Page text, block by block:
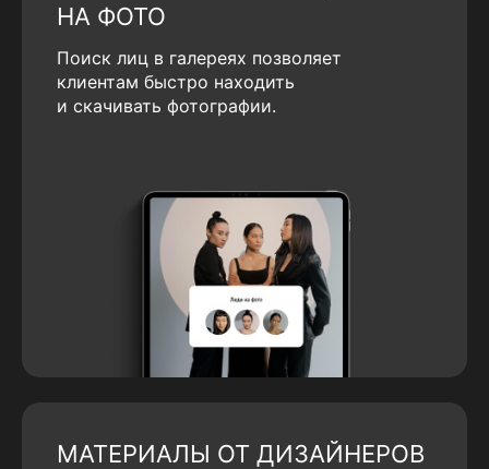
НА ФОТО
Поиск лиц в галереях позволяет
клиентам быстро находить
и скачивать фотографии.
МАТЕРИАЛЫ ОТ ДИЗАЙНЕРОВ